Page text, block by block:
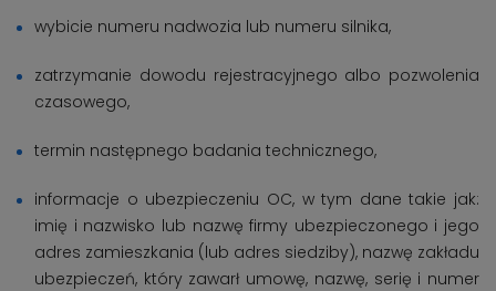
wybicie numeru nadwozia lub numeru silnika,
zatrzymanie dowodu rejestracyjnego albo pozwolenia
czasowego,
termin następnego badania technicznego,
informacje o ubezpieczeniu OC, w tym dane takie jak:
imię i nazwisko lub nazwę firmy ubezpieczonego i jego
adres zamieszkania (lub adres siedziby), nazwę zakładu
ubezpieczeń, który zawarł umowę, nazwę, serię i numer